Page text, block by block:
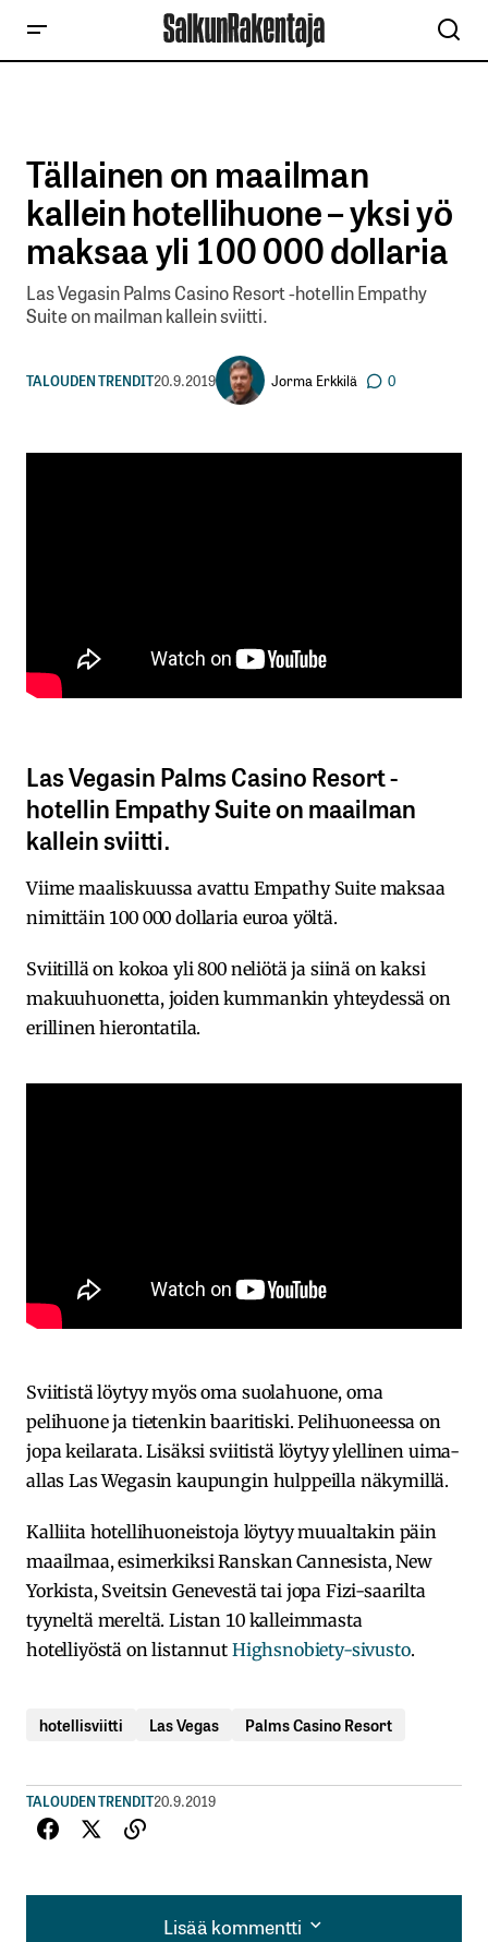
Tällainen on maailman
kallein hotellihuone – yksi yö
maksaa yli 100 000 dollaria
Las Vegasin Palms Casino Resort -hotellin Empathy
Suite on mailman kallein sviitti.
TALOUDEN TRENDIT20.9.2019 Jorma Erkkilä 0
Las Vegasin Palms Casino Resort -
hotellin Empathy Suite on maailman
kallein sviitti.
Viime maaliskuussa avattu Empathy Suite maksaa
nimittäin 100 000 dollaria euroa yöltä.
Sviitillä on kokoa yli 800 neliötä ja siinä on kaksi
makuuhuonetta, joiden kummankin yhteydessä on
erillinen hierontatila.
Sviitistä löytyy myös oma suolahuone, oma
pelihuone ja tietenkin baaritiski. Pelihuoneessa on
jopa keilarata. Lisäksi sviitistä löytyy ylellinen uima-
allas Las Wegasin kaupungin hulppeilla näkymillä.
Kalliita hotellihuoneistoja löytyy muualtakin päin
maailmaa, esimerkiksi Ranskan Cannesista, New
Yorkista, Sveitsin Genevestä tai jopa Fizi-saarilta
tyyneltä mereltä. Listan 10 kalleimmasta
hotelliyöstä on listannut Highsnobiety-sivusto.
hotellisviitti Las Vegas Palms Casino Resort
TALOUDEN TRENDIT20.9.2019
Lisää kommentti